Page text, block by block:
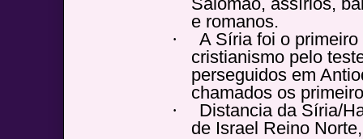
e romanos.
·
A Síria foi o
cristianismo pelo
perseguidos em
chamados os
·
Distancia da Síria/
de Israel Reino